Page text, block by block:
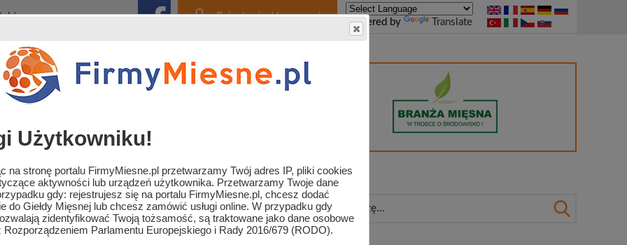
Rejestracja / Logowanie
Powered by Translate
sklep mięsny
i wędlin
Użytkowniku!
na stronę portalu FirmyMiesne.pl przetwarzamy Twój adres IP, pliki cookies
aktywności lub urządzeń użytkownika. Przetwarzamy Twoje dane
gdy: rejestrujesz się na portalu FirmyMiesne.pl, chcesz dodać
do Giełdy Mięsnej lub chcesz zamówić usługi online. W przypadku gdy
zidentyfikować Twoją tożsamość, są traktowane jako dane osobowe
Rozporządzeniem Parlamentu Europejskiego i Rady 2016/679 (RODO).